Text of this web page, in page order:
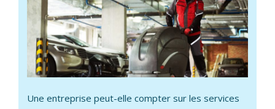
Une entreprise peut-elle compter sur les services